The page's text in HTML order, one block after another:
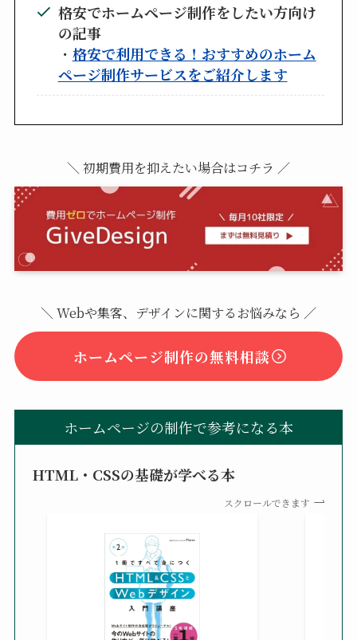
格安でホームページ制作をしたい方向け
の記事
・ 格安で利用できる！おすすめのホーム
ページ制作サービスをご紹介します
＼ 初期費用を抑えたい場合はコチラ ／
＼ Webや集客、デザインに関するお悩みなら ／
ホームページ制作の無料相談
ホームページの制作で参考になる本
HTML・CSSの基礎が学べる本
スクロールできます